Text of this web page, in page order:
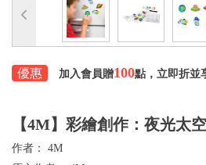
優惠 加入會員贈100點，立即折並
【4M】彩繪創作：夜光太空
作者： 4M